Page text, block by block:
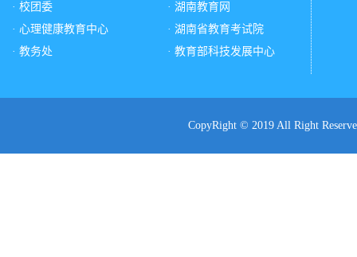
· 校团委
· 心理健康教育中心
· 教务处
· 湖南教育网
· 湖南省教育考试院
· 教育部科技发展中心
CopyRight © 2019 All Right